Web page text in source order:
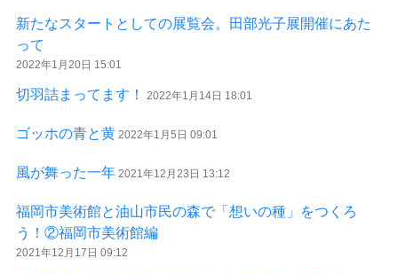
新たなスタートとしての展覧会。田部光子展開催にあた
って
2022年1月20日 15:01
切羽詰まってます！ 2022年1月14日 18:01
ゴッホの青と黄 2022年1月5日 09:01
風が舞った一年 2021年12月23日 13:12
福岡市美術館と油山市民の森で「想いの種」をつくろ
う！②福岡市美術館編
2021年12月17日 09:12